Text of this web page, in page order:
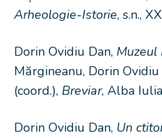
Arheologie-Istorie, s.n.,
Dorin Ovidiu Dan, Muzeul
Mărgineanu, Dorin
(coord.), Breviar, Alba
Dorin Ovidiu Dan, Un